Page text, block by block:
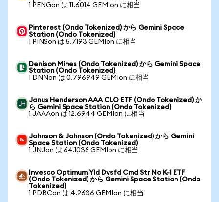
1 PENGon は 11.6014 GEMIon に相当
Pinterest (Ondo Tokenized) から Gemini Space
Station (Ondo Tokenized)
1 PINSon は 5.7193 GEMIon に相当
Denison Mines (Ondo Tokenized) から Gemini Space
Station (Ondo Tokenized)
1 DNNon は 0.796949 GEMIon に相当
Janus Henderson AAA CLO ETF (Ondo Tokenized) か
ら Gemini Space Station (Ondo Tokenized)
1 JAAAon は 12.6944 GEMIon に相当
Johnson & Johnson (Ondo Tokenized) から Gemini
Space Station (Ondo Tokenized)
1 JNJon は 64.1038 GEMIon に相当
Invesco Optimum Yld Dvsfd Cmd Str No K-1 ETF
(Ondo Tokenized) から Gemini Space Station (Ondo
Tokenized)
1 PDBCon は 4.2636 GEMIon に相当